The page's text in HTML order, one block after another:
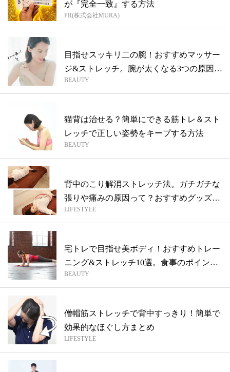
が『完全一致』する方法
PR(株式会社MURA)
目指せスッキリ二の腕！おすすめマッサー
ジ&ストレッチ。腕が太くなる3つの原因も
紹...
BEAUTY
猫背は治せる？簡単にできる筋トレ＆スト
レッチで正しい姿勢をキープする方法
BEAUTY
背中のこり解消ストレッチ法。ガチガチな
張りや痛みの原因って？おすすめグッズも
紹介
LIFESTYLE
宅トレで目指せ美ボディ！おすすめトレー
ニング&ストレッチ10選。食事のポイント
も...
BEAUTY
僧帽筋ストレッチで背中すっきり！簡単で
効果的なほぐし方まとめ
LIFESTYLE